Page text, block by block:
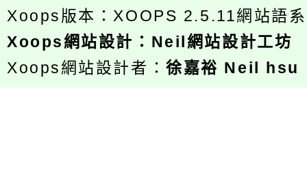
Xoops版本：XOOPS 2.5.11網站語
Xoops網站設計 ： Neil網站設計工坊
Xoops網站設計者：徐嘉裕 Neil hsu